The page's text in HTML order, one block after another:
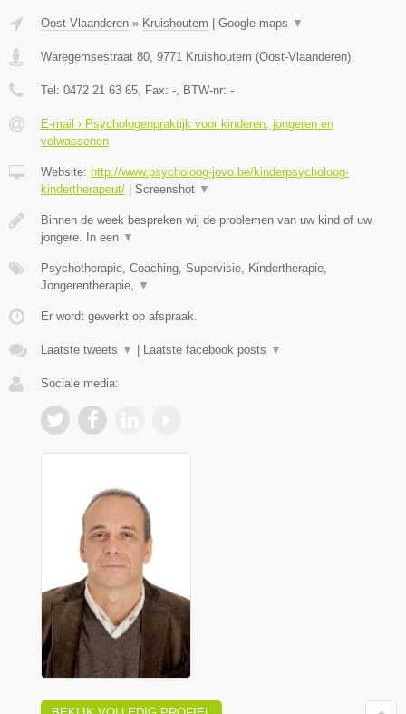
Oost-Vlaanderen » Kruishoutem Google maps ▼
Waregemsestraat 80, 9771 Kruishoutem (Oost-Vlaanderen)
Tel: 0472 21 63 65, Fax: -, BTW-nr: -
E-mail › Psychologenpraktijk voor kinderen, jongeren en
volwassenen
Website: http://www.psycholoog-jovo.be/kinderpsycholoog-
kindertherapeut/
Screenshot ▼
Binnen de week bespreken wij de problemen van uw kind of uw
jongere. In een ▼
Psychotherapie, Coaching, Supervisie, Kindertherapie,
Jongerentherapie, ▼
Er wordt gewerkt op afspraak.
Laatste tweets ▼ Laatste facebook posts ▼
Sociale media: